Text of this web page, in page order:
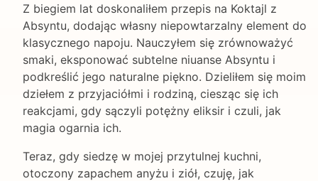
Z biegiem lat doskonaliłem przepis na Koktajl z
Absyntu, dodając własny niepowtarzalny element do
klasycznego napoju. Nauczyłem się zrównoważyć
smaki, eksponować subtelne niuanse Absyntu i
podkreślić jego naturalne piękno. Dzieliłem się moim
dziełem z przyjaciółmi i rodziną, ciesząc się ich
reakcjami, gdy sączyli potężny eliksir i czuli, jak
magia ogarnia ich.
Teraz, gdy siedzę w mojej przytulnej kuchni,
otoczony zapachem anyżu i ziół, czuję, jak